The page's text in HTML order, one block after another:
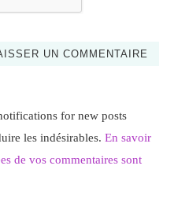
for new posts
les indésirables. En savoir
de vos commentaires sont